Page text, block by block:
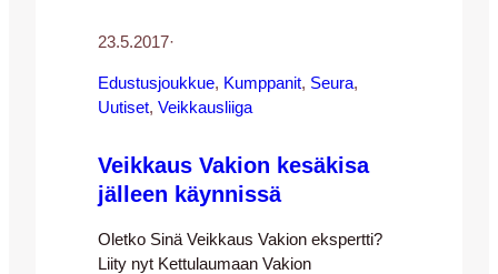
23.5.2017·
Edustusjoukkue, Kumppanit, Seura
Uutiset, Veikkausliiga
Veikkaus Vakion kesäkisa
jälleen käynnissä
Oletko Sinä Veikkaus Vakion ekspertti?
Liity nyt Kettulaumaan Vakion